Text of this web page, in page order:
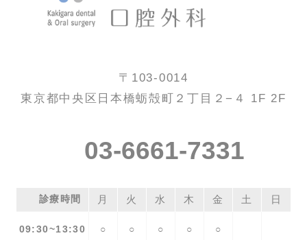
〒103-0014
東京都中央区日本橋蛎殻町２丁目２−４ 1F 2F
03-6661-7331
診療時間 月 火 水 木 金 土 日
09:30~13:30 ○ ○ ○ ○
○